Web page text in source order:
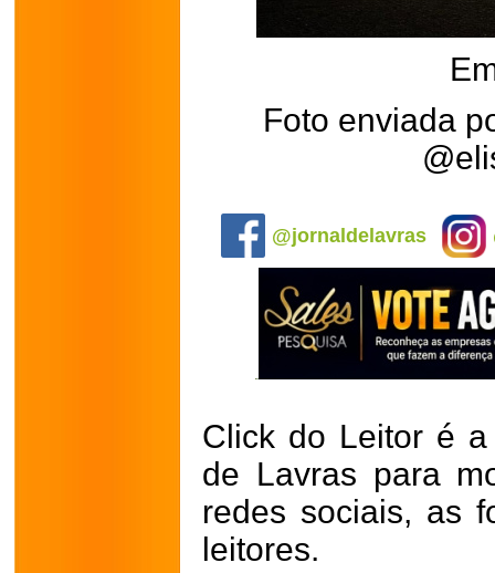
Foto enviada
@jornaldelavras
Click do Leitor é
de Lavras para
redes sociais, as
leitores.